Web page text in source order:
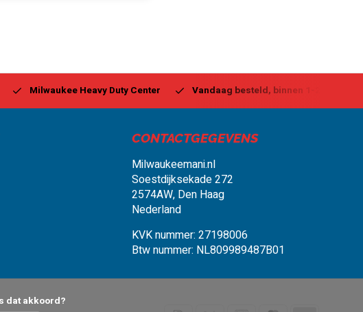
Milwaukee Heavy Duty Center Vandaag besteld, binnen 1-2 dagen
CONTACTGEGEVENS
Milwaukeemani.nl
Soestdijksekade 272
2574AW, Den Haag
Nederland
KVK nummer: 27198006
Btw nummer: NL809989487B01